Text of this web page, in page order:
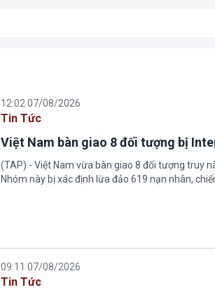
12:02 07/08/2026
Tin Tức
Việt Nam bàn giao 8 đối tượng bị
(TAP) - Việt Nam vừa bàn giao 8 đối tượng truy
Nhóm này bị xác định lừa đảo 619 nạn nhân,
09:11 07/08/2026
Tin Tức